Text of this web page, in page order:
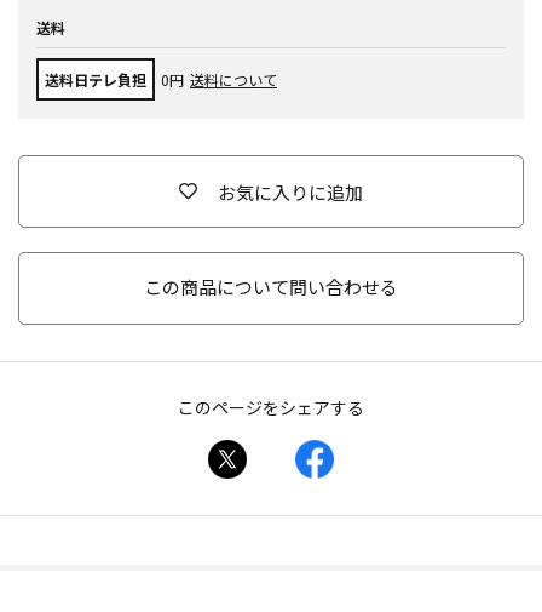
送料
送料日テレ負担 0円 送料について
お気に入りに追加
この商品について問い合わせる
このページをシェアする